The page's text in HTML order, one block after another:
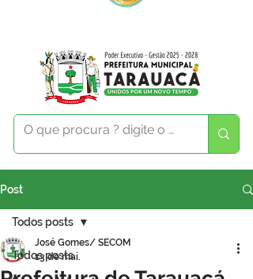
Post
Todos posts
Todos posts
José Gomes/ SECOM
13 de mai.